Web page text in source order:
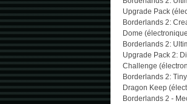
Upgrade Pack
Borderlands 2:
Dome
Borderlands 2:
Upgrade Pack 2:
Challenge
Borderlands 2:
Dragon Keep
Borderlands 2 -